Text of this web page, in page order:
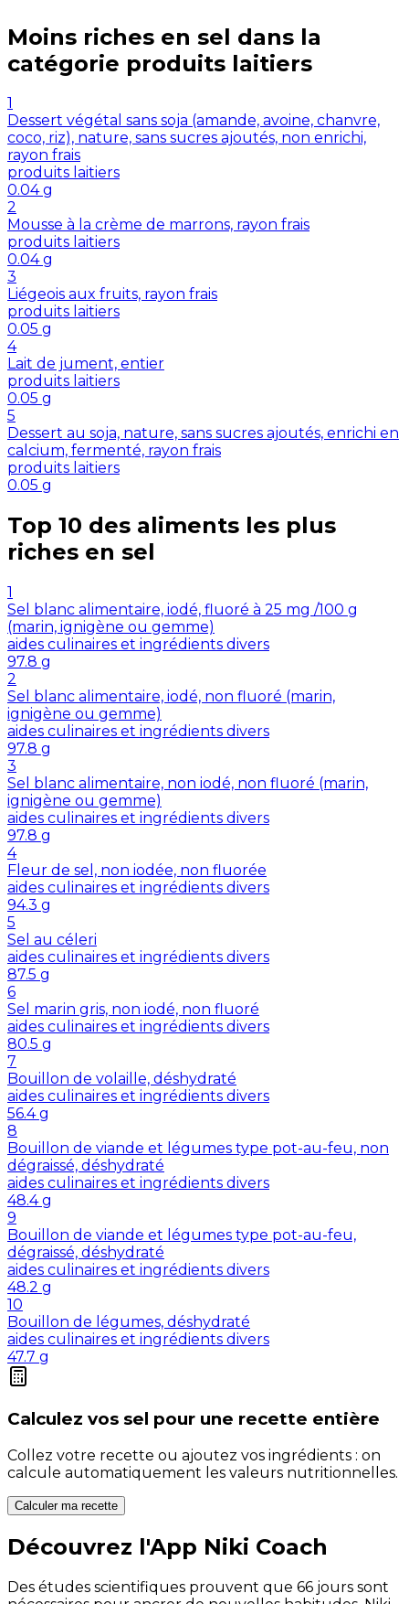
Moins riches en sel dans la
catégorie produits laitiers
1
Dessert végétal sans soja (amande, avoine, chanvre,
coco, riz), nature, sans sucres ajoutés, non enrichi,
rayon frais
produits laitiers
0.04 g
2
Mousse à la crème de marrons, rayon frais
produits laitiers
0.04 g
3
Liégeois aux fruits, rayon frais
produits laitiers
0.05 g
4
Lait de jument, entier
produits laitiers
0.05 g
5
Dessert au soja, nature, sans sucres ajoutés, enrichi en
calcium, fermenté, rayon frais
produits laitiers
0.05 g
Top 10 des aliments les plus
riches en sel
1
Sel blanc alimentaire, iodé, fluoré à 25 mg /100 g
(marin, ignigène ou gemme)
aides culinaires et ingrédients divers
97.8 g
2
Sel blanc alimentaire, iodé, non fluoré (marin,
ignigène ou gemme)
aides culinaires et ingrédients divers
97.8 g
3
Sel blanc alimentaire, non iodé, non fluoré (marin,
ignigène ou gemme)
aides culinaires et ingrédients divers
97.8 g
4
Fleur de sel, non iodée, non fluorée
aides culinaires et ingrédients divers
94.3 g
5
Sel au céleri
aides culinaires et ingrédients divers
87.5 g
6
Sel marin gris, non iodé, non fluoré
aides culinaires et ingrédients divers
80.5 g
7
Bouillon de volaille, déshydraté
aides culinaires et ingrédients divers
56.4 g
8
Bouillon de viande et légumes type pot-au-feu, non
dégraissé, déshydraté
aides culinaires et ingrédients divers
48.4 g
9
Bouillon de viande et légumes type pot-au-feu,
dégraissé, déshydraté
aides culinaires et ingrédients divers
48.2 g
10
Bouillon de légumes, déshydraté
aides culinaires et ingrédients divers
47.7 g
Calculez vos sel pour une recette entière
Collez votre recette ou ajoutez vos ingrédients : on
calcule automatiquement les valeurs nutritionnelles.
Calculer ma recette
Découvrez l'App Niki Coach
Des études scientifiques prouvent que 66 jours sont